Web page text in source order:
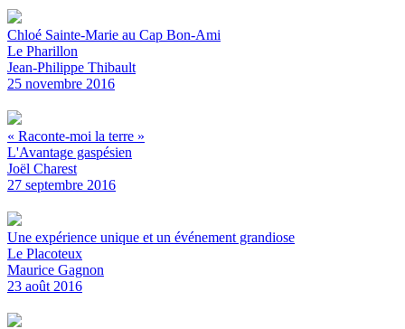
Chloé Sainte-Marie au Cap Bon-Ami
Le Pharillon
Jean-Philippe Thibault
25 novembre 2016
« Raconte-moi la terre »
L'Avantage gaspésien
Joël Charest
27 septembre 2016
Une expérience unique et un événement grandiose
Le Placoteux
Maurice Gagnon
23 août 2016